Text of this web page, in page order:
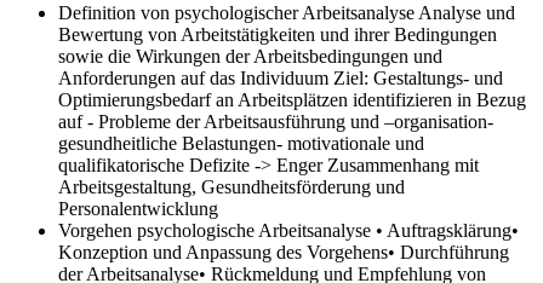
Definition von psychologischer Arbeitsanalyse Analyse und
Bewertung von Arbeitstätigkeiten und ihrer Bedingungen
sowie die Wirkungen der Arbeitsbedingungen und
Anforderungen auf das Individuum Ziel: Gestaltungs- und
Optimierungsbedarf an Arbeitsplätzen identifizieren in Bezug
auf - Probleme der Arbeitsausführung und –organisation-
gesundheitliche Belastungen- motivationale und
qualifikatorische Defizite -> Enger Zusammenhang mit
Arbeitsgestaltung, Gesundheitsförderung und
Personalentwicklung
Vorgehen psychologische Arbeitsanalyse • Auftragsklärung•
Konzeption und Anpassung des Vorgehens• Durchführung
der Arbeitsanalyse• Rückmeldung und Empfehlung von